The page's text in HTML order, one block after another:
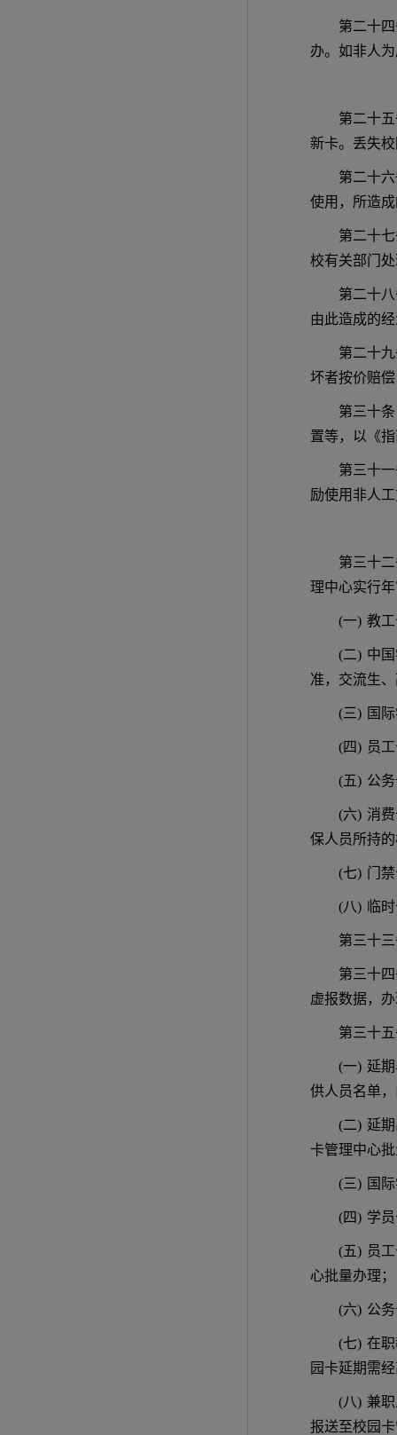
第二十
办。如非人
第二十
新卡。丢失
第二十
使用，所造
第二十
校有关部门
第二十
由此造成的
第二十
坏者按价赔
第三十
置等，以《
第三十
励使用非人
第三十
理中心实行
(一) 教
(二) 中
准，交流生
(三) 国
(四) 员
(五) 公
(六) 消
保人员所持
(七) 门
(八) 临
第三十
第三十
虚报数据，
第三十
(一) 延
供人员名单
(二) 延
卡管理中心
(三) 国
(四) 学
(五) 员
心批量办理；
(六) 公
(七) 在
园卡延期需
(八) 兼
报送至校园